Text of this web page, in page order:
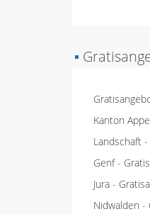
▪
Kanton
Landschaft -
Genf-
Jura -
Nidwalden -